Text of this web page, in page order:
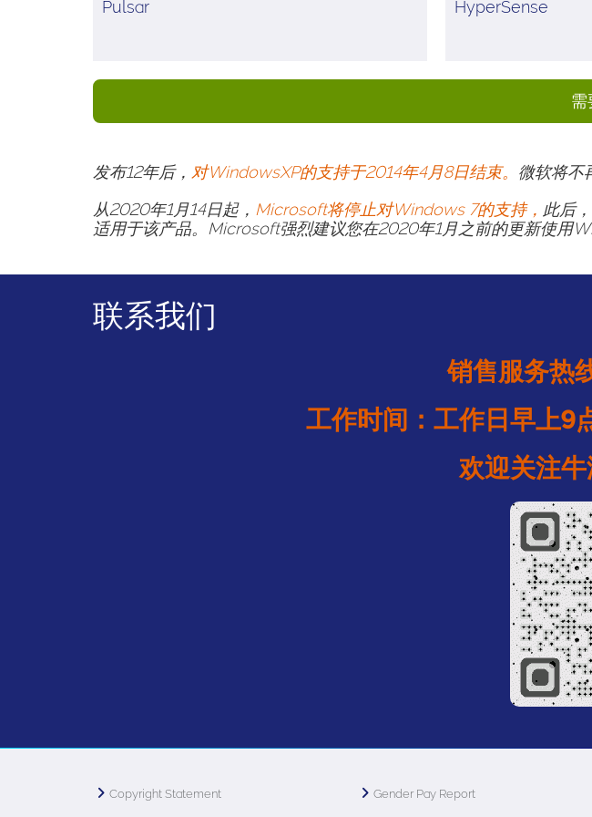
Pulsar HyperSense
需
发布12年后， 对WindowsXP的支持于2014年4月8日结束。 微软将不
从2020年1月14日起， Microsoft将停止对Windows 7的支持， 此后
适用于该产品。Microsoft强烈建议您在2020年1月之前的更新使用
联系我们
销售服务热
工作时间：工作日早上9
欢迎关注
Copyright Statement Gender Pay Report